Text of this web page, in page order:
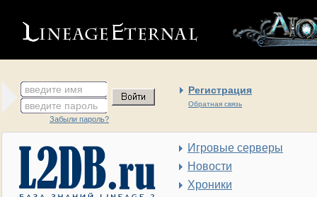
введите имя Регистрация
Обратная связь
введите пароль
Забыли пароль?
Игровые серверы
Новости
Хроники